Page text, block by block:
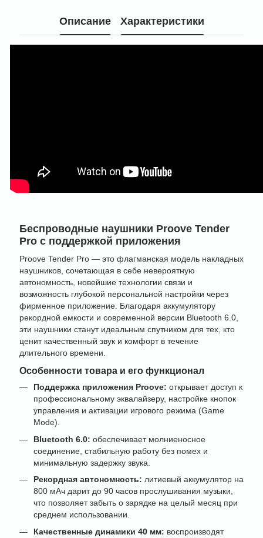
Описание Характеристики
Беспроводные наушники Proove Tender
Pro с поддержкой приложения
Proove Tender Pro — это флагманская модель накладных
наушников, сочетающая в себе невероятную
автономность, новейшие технологии связи и
возможность глубокой персональной настройки через
фирменное приложение. Благодаря аккумулятору
рекордной емкости и современной версии Bluetooth 6.0,
эти наушники станут идеальным спутником для тех, кто
ценит качественный звук и комфорт в течение
длительного времени.
Особенности товара и его функционал
Поддержка приложения Proove: открывает доступ к
профессиональному эквалайзеру, настройке кнопок
управления и активации игрового режима (Game
Mode).
Bluetooth 6.0: обеспечивает молниеносное
соединение, стабильную работу без помех и
минимальную задержку звука.
Рекордная автономность: литиевый аккумулятор на
800 мАч дарит до 90 часов прослушивания музыки,
что позволяет забыть о зарядке на целый месяц при
среднем использовании.
Качественные динамики 40 мм: воспроизводят